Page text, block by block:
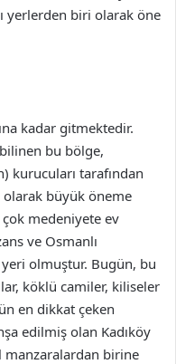
yerlerden biri olarak öne
kadar gitmektedir.
bu bölge,
kurucuları tarafından
büyük öneme
medeniyete ev
ve Osmanlı
olmuştur. Bugün, bu
köklü camiler, kiliseler
en dikkat çeken
edilmiş olan Kadıköy
manzaralardan birine